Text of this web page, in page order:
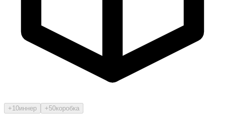
+10иннер +50коробка